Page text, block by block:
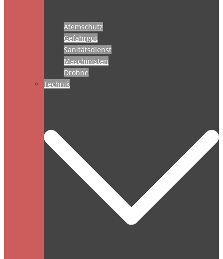
Atemschutz
Gefahrgut
Sanitätsdienst
Maschinisten
Drohne
Technik